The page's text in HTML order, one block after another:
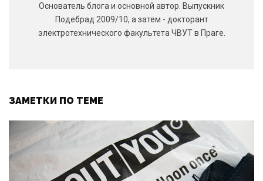
Основатель блога и основной автор. Выпускник
Подебрад 2009/10, а затем - докторант
электротехнического факультета ЧВУТ в Праге.
ЗАМЕТКИ ПО ТЕМЕ